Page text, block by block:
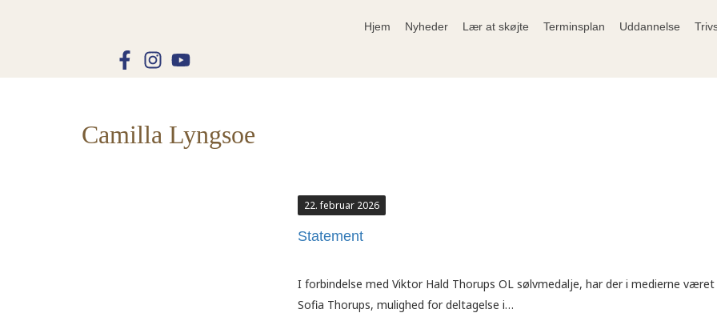
Hjem Nyheder Lær at skøjte Terminsplan Uddannelse
Camilla Lyngsoe
22. februar 2026
Statement
I forbindelse med Viktor Hald Thorups OL sølvmedalje, har der i medierne
Sofia Thorups, mulighed for deltagelse i…